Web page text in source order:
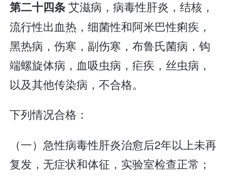
第二十四条艾滋病，病毒性肝炎，结核，
流行性出血热，细菌性和阿米巴性痢疾，
黑热病，伤寒，副伤寒，布鲁氏菌病，钩
端螺旋体病，血吸虫病，疟疾，丝虫病，
以及其他传染病，不合格。
下列情况合格：
（一）急性病毒性肝炎治愈后2年以上未再
复发，无症状和体征，实验室检查正常；